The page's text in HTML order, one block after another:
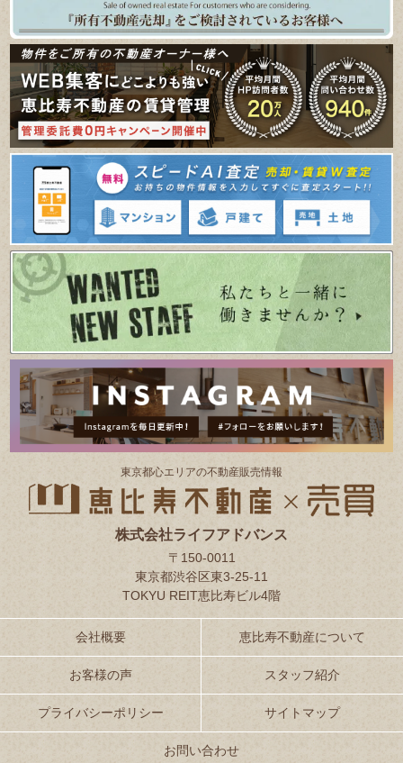
東京都⼼エリアの不動産販売情報
株式会社ライフアドバンス
〒150-0011
東京都渋谷区東3-25-11
TOKYU REIT恵比寿ビル4階
会社概要 恵比寿不動産について
お客様の声 スタッフ紹介
プライバシーポリシー サイトマップ
お問い合わせ